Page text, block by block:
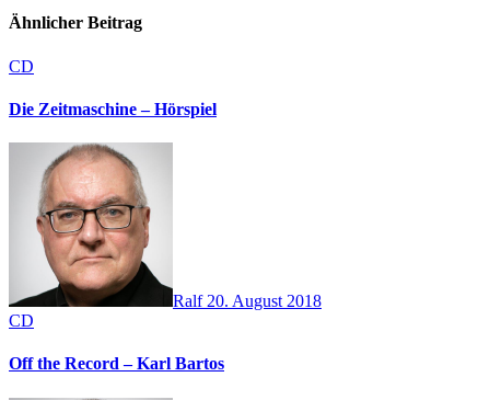
Ähnlicher Beitrag
CD
Die Zeitmaschine – Hörspiel
Ralf 20. August 2018
CD
Off the Record – Karl Bartos